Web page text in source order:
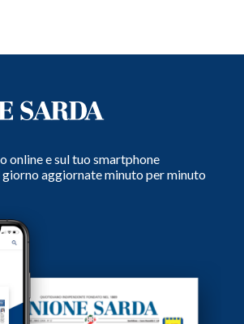
online e sul tuo smartphone
aggiornate minuto per minuto